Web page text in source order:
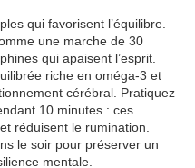
qui favorisent l’équilibre.
une marche de 30
qui apaisent l’esprit.
riche en oméga-3 et
cérébral. Pratiquez
10 minutes : ces
réduisent le rumination.
le soir pour préserver un
mentale.